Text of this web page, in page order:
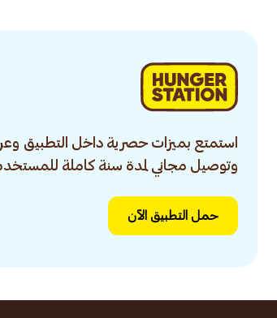
استمتع بميزات حصرية داخل
وتوصيل مجاني لمدة سنة كاملة
حمل التطبيق الآن